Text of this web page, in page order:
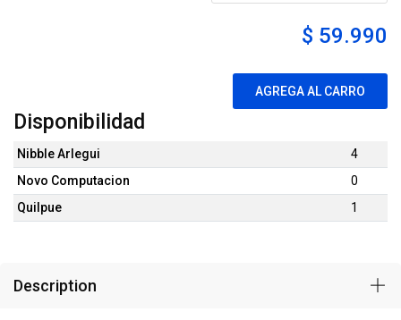
$ 59.990
AGREGA AL CARRO
Disponibilidad
Nibble Arlegui
4
Novo Computacion
0
Quilpue
1
Description